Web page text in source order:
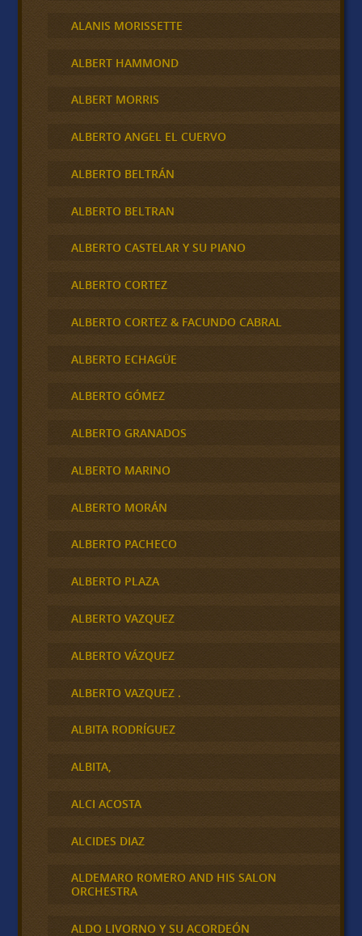
ALANIS MORISSETTE
ALBERT HAMMOND
ALBERT MORRIS
ALBERTO ANGEL EL CUERVO
ALBERTO BELTRÁN
ALBERTO BELTRAN
ALBERTO CASTELAR Y SU PIANO
ALBERTO CORTEZ
ALBERTO CORTEZ & FACUNDO CABRAL
ALBERTO ECHAGÜE
ALBERTO GÓMEZ
ALBERTO GRANADOS
ALBERTO MARINO
ALBERTO MORÁN
ALBERTO PACHECO
ALBERTO PLAZA
ALBERTO VAZQUEZ
ALBERTO VÁZQUEZ
ALBERTO VAZQUEZ .
ALBITA RODRÍGUEZ
ALBITA,
ALCI ACOSTA
ALCIDES DIAZ
ALDEMARO ROMERO AND HIS SALON
ORCHESTRA
ALDO LIVORNO Y SU ACORDEÓN